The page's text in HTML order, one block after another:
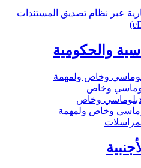
عبر نظام تصديق المستندات
والحكومية
وخاص ولمهمة
وخاص
دبلوماسي وخاص
وخاص ولمهمة